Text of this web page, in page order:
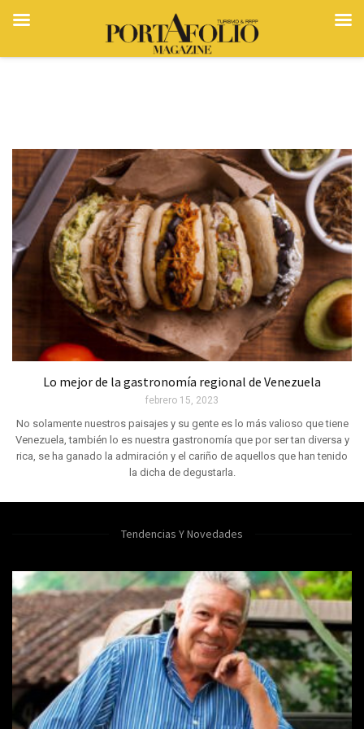
Lo mejor de la gastronomía regional de Venezuela
febrero 15, 2023
No solamente nuestros paisajes y su gente es lo más valioso que tiene
Venezuela, también lo es nuestra gastronomía que por ser tan diversa y
rica, se ha ganado la admiración y el cariño de aquellos que han tenido
la dicha de degustarla.
Tendencias Y Novedades